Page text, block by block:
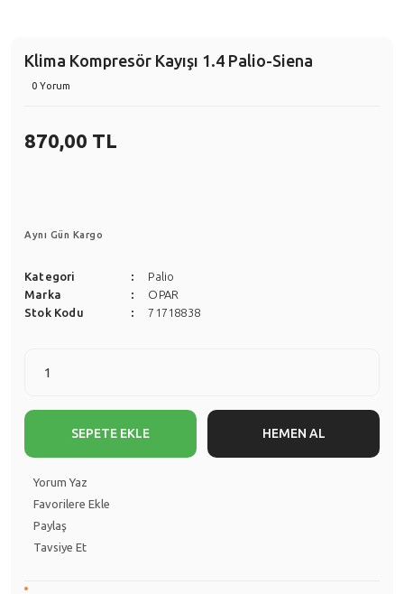
Klima Kompresör Kayışı 1.4 Palio-Siena
0 Yorum
870,00 TL
Aynı Gün Kargo
Kategori
Palio
Marka
OPAR
Stok Kodu
71718838
SEPETE EKLE HEMEN AL
Yorum Yaz
Paylaş
Tavsiye Et